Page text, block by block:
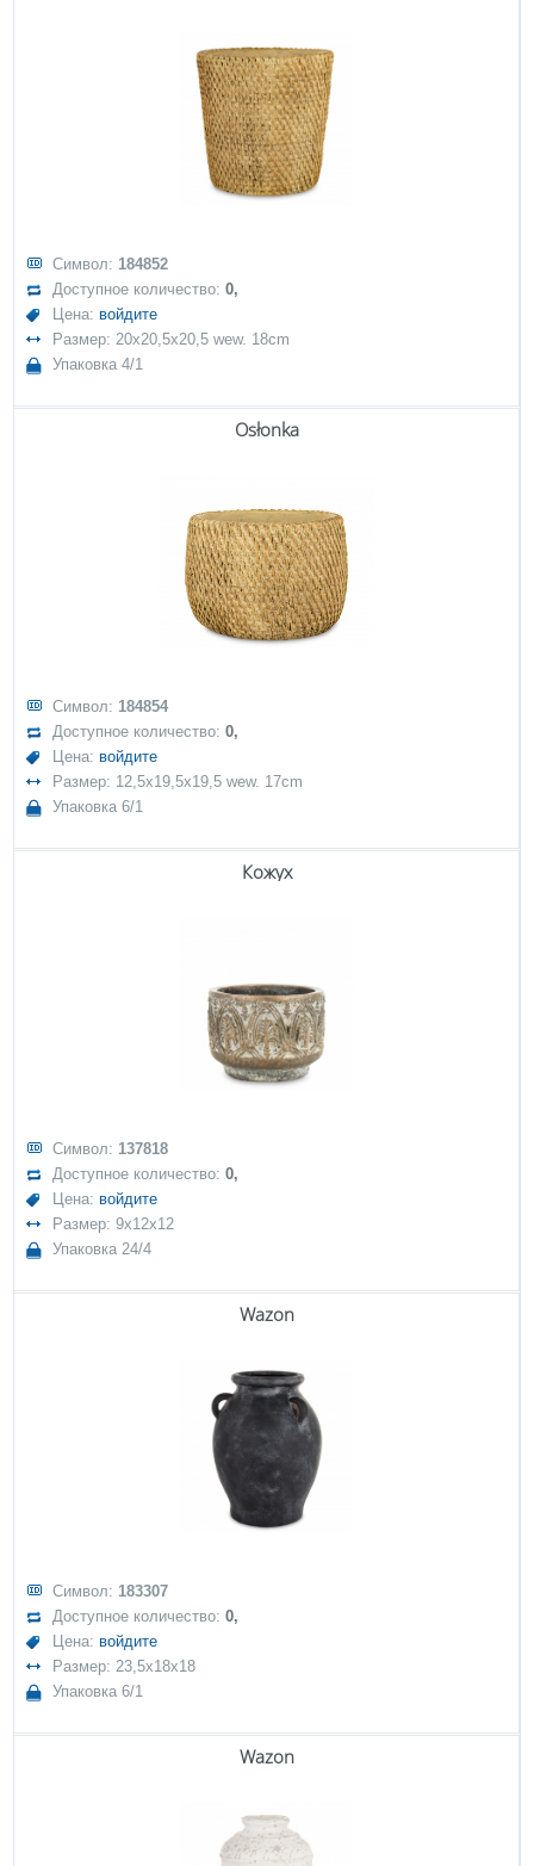
Символ: 184852
Доступное количество:0,
Цена: войдите
Размер: 20x20,5x20,5 wew. 18cm
Упаковка 4/1
Osłonka
Символ: 184854
Доступное количество:0,
Цена: войдите
Размер: 12,5x19,5x19,5 wew. 17cm
Упаковка 6/1
Кожух
Символ: 137818
Доступное количество:0,
Цена: войдите
Размер: 9x12x12
Упаковка 24/4
Wazon
Символ: 183307
Доступное количество:0,
Цена: войдите
Размер: 23,5x18x18
Упаковка 6/1
Wazon